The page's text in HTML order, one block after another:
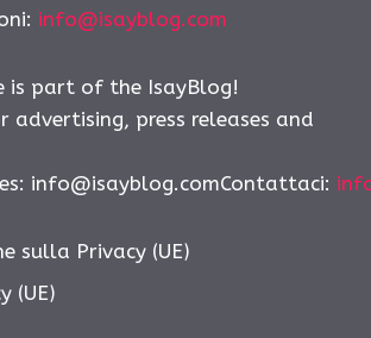
info@isayblog.com
is part of the IsayBlog!
advertising, press releases and
info@isayblog.comContattaci:
sulla Privacy (UE)
(UE)